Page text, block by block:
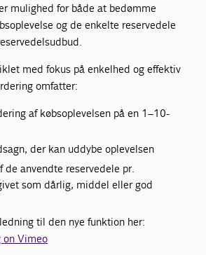
mulighed for både at bedømme
og de enkelte reservedele
med fokus på enkelhed og effektiv
omfatter:
af købsoplevelsen på en 1–10-
der kan uddybe oplevelsen
de anvendte reservedele pr.
som dårlig, middel eller god
til den nye funktion her:
on Vimeo